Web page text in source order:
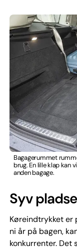
Bagagerummet
brug. En lille klap kan
anden bagage.
Syv
Køreindtrykket er
ni år på bagen,
konkurrenter. Det